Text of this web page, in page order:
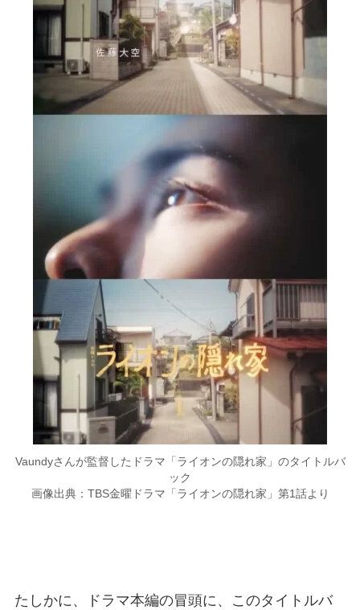
Vaundyさんが監督したドラマ「ライオンの隠れ家」のタイトルバ
ック
画像出典：TBS金曜ドラマ「ライオンの隠れ家」第1話より
たしかに、ドラマ本編の冒頭に、このタイトルバ